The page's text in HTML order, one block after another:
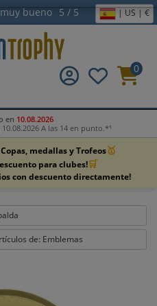
muy bueno 5 / 5 | US | €
0
en 10.08.2026
A las 14 en punto.*¹
medallas y Trofeos🥇
para clubes!🛒
con descuento directamente!
de: Emblemas